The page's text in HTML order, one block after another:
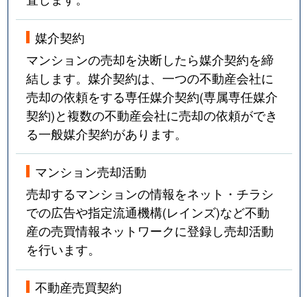
媒介契約
マンションの売却を決断したら媒介契約を締
結します。媒介契約は、一つの不動産会社に
売却の依頼をする専任媒介契約(専属専任媒介
契約)と複数の不動産会社に売却の依頼ができ
る一般媒介契約があります。
マンション売却活動
売却するマンションの情報をネット・チラシ
での広告や指定流通機構(レインズ)など不動
産の売買情報ネットワークに登録し売却活動
を行います。
不動産売買契約